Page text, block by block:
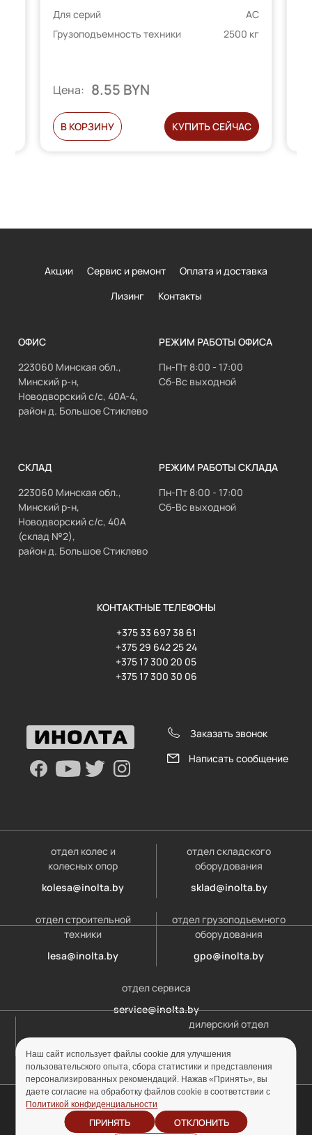
Для серий
AC
Грузоподъемность техники
2500 кг
Цена: 8.55 BYN
В КОРЗИНУ КУПИТЬ СЕЙЧАС
Акции Сервис и ремонт
Оплата и доставка
Лизинг
Контакты
ОФИС
223060 Минская обл.,
Минский р-н,
Новодворский с/с, 40А-4,
район д. Большое Стиклево
РЕЖИМ РАБОТЫ ОФИСА
Пн-Пт 8:00 - 17:00
Сб-Вс выходной
СКЛАД
223060 Минская обл.,
Минский р-н,
Новодворский с/с, 40А
(склад №2),
район д. Большое Стиклево
РЕЖИМ РАБОТЫ СКЛАДА
Пн-Пт 8:00 - 17:00
Сб-Вс выходной
КОНТАКТНЫЕ ТЕЛЕФОНЫ
+375 33 697 38 61
+375 29 642 25 24
+375 17 300 20 05
+375 17 300 30 06
Заказать звонок
Написать сообщение
отдел колес и
колесных опор
kolesa@inolta.by
отдел складского
оборудования
sklad@inolta.by
отдел строительной
техники
lesa@inolta.by
отдел грузоподъемного
оборудования
gpo@inolta.by
отдел сервиса
service@inolta.by
дилерский отдел
© ООО «Инолта» 2010-2026 г. УНП 691302759
Отзыв согласия на
Наш сайт использует файлы cookie для улучшения
пользовательского опыта, сбора статистики и представления
персонализированных рекомендаций. Нажав «Принять», вы
даете согласие на обработку файлов cookie в соответствии с
Политикой конфиденциальности
ПРИНЯТЬ ОТКЛОНИТЬ